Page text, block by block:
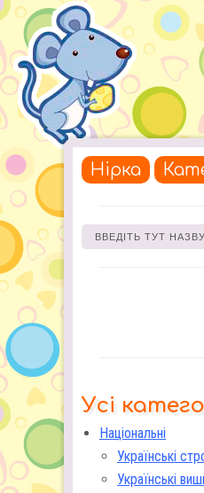
Нірка
Усі
Національні
Українські
Українські